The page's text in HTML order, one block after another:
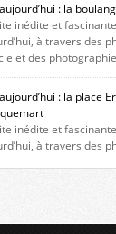
: la
inédite et
à travers des
et des
cadre ! A l’angle
côté d’Intermarché),
le […]
: la place
inédite et
à travers des